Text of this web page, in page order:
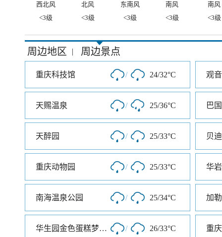
西北风 北风 东南风 南风
南风
<3级
<3级 <3级 <3级 <3级
周边地区 | 周边景点
重庆科技馆 / 24/32°C 观
天赐温泉 / 25/36°C 巴
天醉园 / 25/33°C
重庆动物园 / 25/33°C 华
南海温泉公园 / 25/34°C 加
华生园金色蛋糕梦幻王国 / 26/33°C